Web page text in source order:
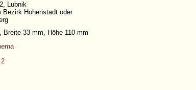
Lubnik
Bezirk Hohenstadt oder
Breite 33 mm, Höhe 110 mm
2